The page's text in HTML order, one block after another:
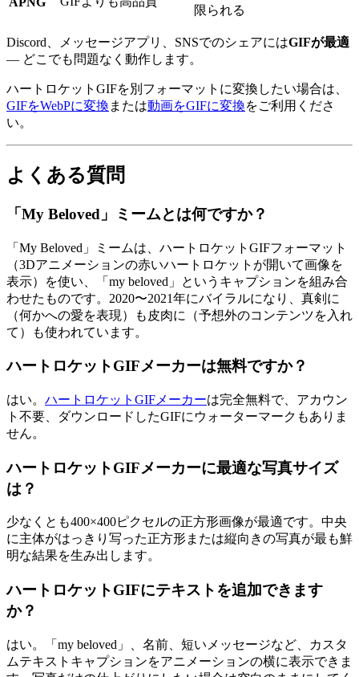
限られる
Discord、メッセージアプリ、SNSでのシェアにはGIFが最適
— どこでも問題なく動作します。
ハートロケットGIFを別フォーマットに変換したい場合は、
GIFをWebPに変換 または動画をGIFに変換をご利用くださ
い。
よくある質問
「My Beloved」ミームとは何ですか？
「My Beloved」ミームは、ハートロケットGIFフォーマット
（3Dアニメーションの赤いハートロケットが開いて画像を
表示）を使い、「my beloved」というキャプションを組み合
わせたものです。2020〜2021年にバイラルになり、真剣に
（何かへの愛を表現）も皮肉に（予想外のコンテンツを入れ
て）も使われています。
ハートロケットGIFメーカーは無料ですか？
はい。 ハートロケットGIFメーカーは完全無料で、アカウン
ト不要、ダウンロードしたGIFにウォーターマークもありま
せん。
ハートロケットGIFメーカーに最適な写真サイズ
は？
少なくとも400×400ピクセルの正方形画像が最適です。中央
に主体がはっきり写った正方形または縦向きの写真が最も鮮
明な結果を生み出します。
ハートロケットGIFにテキストを追加できます
か？
はい。「my beloved」、名前、短いメッセージなど、カスタ
ムテキストキャプションをアニメーションの横に表示できま